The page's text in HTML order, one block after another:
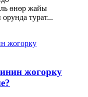
өнөр жайы
турат...
жогорку